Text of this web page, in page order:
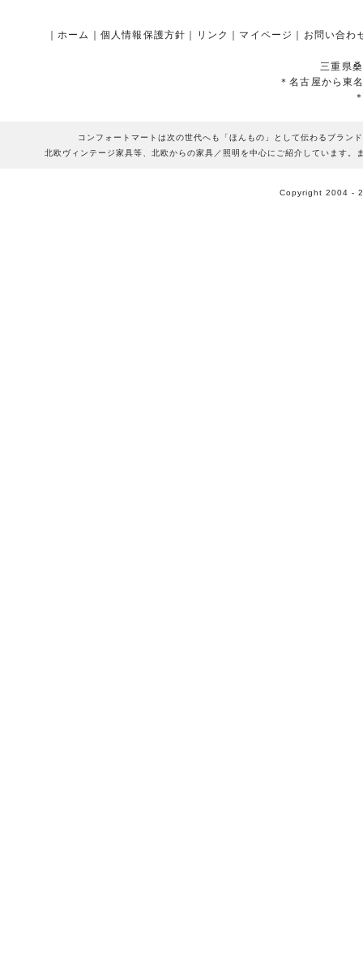
｜ ホーム ｜ 個人情報保護方針 ｜ リンク ｜ マイページ ｜ お問い合わ
三重県
＊名古屋から東
コンフォートマートは次の世代へも「ほんもの」として伝わるブラン
北欧ヴィンテージ家具等、北欧からの家具／照明を中心にご紹介しています
Copyright 2004 -